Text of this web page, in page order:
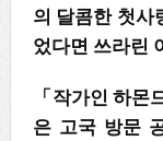
의 달콤한 첫사
었다면 쓰라린
「작가인 하
은 고국 방문